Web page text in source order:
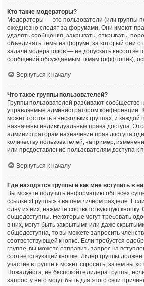
Кто такие модераторы?
Модераторы — это пользователи (или группы
ежедневно следят за форумами. Они имеют
удалять сообщения, закрывать, открывать,
объединять темы на форуме, за который они
задачи модераторов — не допускать
сообщений обсуждаемым темам (оффтопик),
Вернуться к началу
Что такое группы пользователей?
Группы пользователей разбивают сообщество
управляемые администратором конференции.
может состоять в нескольких группах, и каждой
назначены индивидуальные права доступа. Это
администраторам назначение прав доступа
количеству пользователей, например,
или предоставление пользователям доступа
Вернуться к началу
Где находятся группы и как мне вступить в
Вы можете получить информацию обо всех
ссылке «Группы» в вашем личном разделе. Если
одну из них, нажмите соответствующую кнопку.
общедоступны. Некоторые могут требовать
в них, могут быть закрытыми или даже
общедоступна, то вы можете запросить
соответствующей кнопке. Если требуется
группе, вы можете отправить запрос на
соответствующей кнопке. Лидер группы
участие в группе и может спросить, зачем вы
Пожалуйста, не беспокойте лидера группы,
запрос; у него могут быть для этого свои